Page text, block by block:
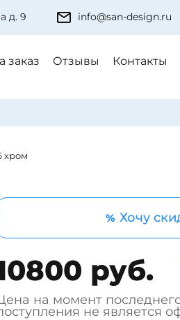
д. 9 info@san-design.ru
заказ Отзывы Контакты
хром
% Хочу
руб.
на момент
не является